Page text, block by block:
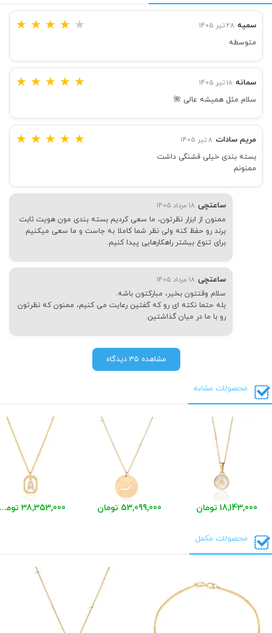
سمیه 28 تیر 1405 ★ ★ ★ ★ ★
متوسطه
سمانه 18 تیر 1405 ★ ★ ★ ★ ★
سلام مثل همیشه عالی 🌺
مریم سادات 8 تیر 1405 ★ ★ ★ ★ ★
بسته بندی خیلی قشنگی داشت
ممنونم
ساعتچی 18 مرداد 1405
ممنون از ابزار نظرتون، ما سعی کردیم بسته بندی مون هویت ثابت
برند رو حفظ کنه ولی نظر شما کاملا به جاست و ما سعی میکنیم
برای تنوع بیشتر راهکارهایی پیدا کنیم.
ساعتچی 18 مرداد 1405
سلام وقتتون بخیر، مبارکتون باشه.
بله حتما نکته ای رو که گفتین رعایت می کنیم، ممنون که نظرتون
رو با ما در میان گذاشتین.
مشاهده 35 دیدگاه
محصولات مشابه
18,143,000 تومان 53,099,000 تومان 38,353,000 تومان
محصولات مکمل